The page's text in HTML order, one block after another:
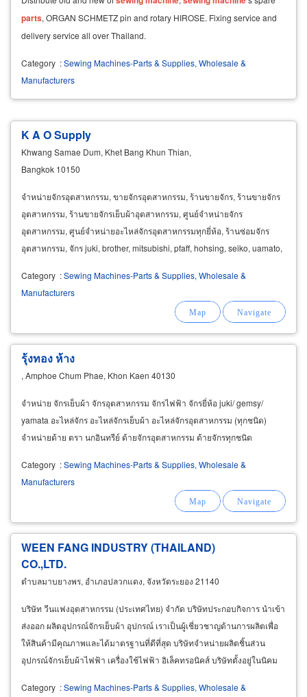
parts, ORGAN SCHMETZ pin and rotary HIROSE. Fixing service and
delivery service all over Thailand.
Category :Sewing Machines-Parts & Supplies, Wholesale &
Manufacturers
K A O Supply
Khwang Samae Dum, Khet Bang Khun Thian,
Bangkok 10150
จำหน่ายจักรอุตสาหกรรม, ขายจักรอุตสาหกรรม, ร้านขายจักร, ร้านขายจักร
อุตสาหกรรม, ร้านขายจักรเย็บผ้าอุตสาหกรรม, ศูนย์จำหน่ายจักร
อุตสาหกรรม, ศูนย์จำหน่ายอะไหล่จักรอุตสาหกรรมทุกยี่ห้อ, ร้านซ่อมจักร
อุตสาหกรรม, จักร juki, brother, mitsubishi, pfaff, hohsing, seiko, uamato,
Category :Sewing Machines-Parts & Supplies, Wholesale &
Manufacturers
รุ้งทอง ห้าง
, Amphoe Chum Phae, Khon Kaen 40130
จำหน่าย จักรเย็บผ้า จักรอุตสาหกรรม จักรไฟฟ้า จักรยี่ห้อ juki/ gemsy/
yamata อะไหล่จักร อะไหล่จักรเย็บผ้า อะไหล่จักรอุตสาหกรรม (ทุกชนิด)
จำหน่ายด้าย ตรา นกอินทรีย์ ด้ายจักรอุตสาหกรรม ด้ายจักรทุกชนิด
Category :Sewing Machines-Parts & Supplies, Wholesale &
Manufacturers
WEEN FANG INDUSTRY (THAILAND)
CO.,LTD.
ตำบลมาบยางพร, อำเภอปลวกแดง, จังหวัดระยอง 21140
บริษัท วีนแฟงอุตสาหกรรม (ประเทศไทย) จำกัด บริษัทประกอบกิจการ นำเข้า
ส่งออก ผลิตอุปกรณ์จักรเย็บผ้า อุปกรณ์ เราเป็นผู้เชี่ยวชาญด้านการผลิตเพื่อ
ให้สินค้ามีคุณภาพและได้มาตรฐานที่ดีที่สุด บริษัทจำหน่ายผลิตชิ้นส่วน
อุปกรณ์จักรเย็บผ้าไฟฟ้า เครื่องใช้ไฟฟ้า อิเล็คทรอนิคส์ บริษัทตั้งอยู่ในนิคม
Category :Sewing Machines-Parts & Supplies, Wholesale &